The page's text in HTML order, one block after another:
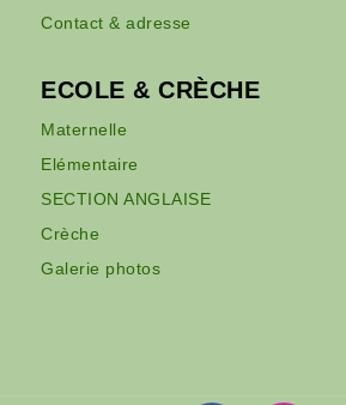
Contact & adresse
ECOLE & CRÈCHE
Maternelle
Elémentaire
SECTION ANGLAISE
Crèche
Galerie photos